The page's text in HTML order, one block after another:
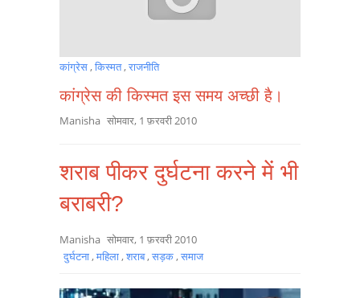
कांग्रेस,किस्मत,राजनीति
कांग्रेस की किस्मत इस समय अच्छी है।
Manisha सोमवार, 1 फ़रवरी 2010
शराब पीकर दुर्घटना करने में भी
बराबरी?
Manisha सोमवार, 1 फ़रवरी 2010
दुर्घटना,महिला,शराब,सड़क,समाज